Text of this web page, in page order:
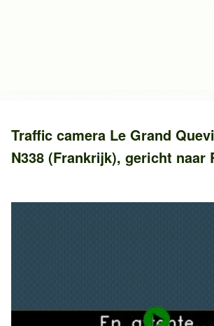
Traffic camera Le Grand
N338 (Frankrijk), gericht naar